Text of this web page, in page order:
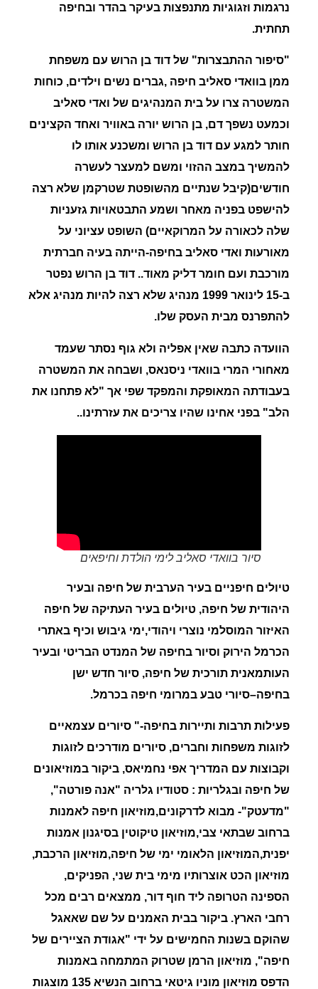
נרגמות וזגוגיות מתנפצות בעיקר בהדר ובחיפה
תחתית.
"סיפור ההתבצרות" של דוד בן הרוש עם משפחת
ממן בוואדי סאליב חיפה ,גברים נשים וילדים, כוחות
המשטרה צרו על בית המנהיגים של ואדי סאליב
וכמעט נשפך דם, בן הרוש יורה באוויר ואחד הקצינים
חותר למגע עם דוד בן הרוש ומשכנע אותו לו
להמשיך במצב ההזוי ומשם למעצר לעשרה
חודשים(קיבל שנתיים מהשופטת שטרקמן שלא רצה
להישפט בפניה מאחר ושמע התבטאויות גזעניות
שלה לכאורה על המרוקאיים) השופט עציוני על
מאורעות ואדי סאליב בחיפה-הייתה בעיה חברתית
מורכבת ועם חומר דליק מאוד.. דוד בן הרוש נפטר
ב-15 לינואר 1999 מנהיג שלא רצה להיות מנהיג אלא
להתפרנס מבית העסק שלו.
הוועדה כתבה שאין אפליה ולא גוף נסתר שעמד
מאחורי המרי בוואדי ניסנאס, ושבחה את המשטרה
בעבודתה המאופקת והמפקד שפי אך "לא פתחנו את
הלב" בפני אחינו שהיו צריכים את עזרתינו..
סיור בוואדי סאליב לימי הולדת וחיפאים
טיולים חיפניים בעיר הערבית של חיפה ובעיר
היהודית של חיפה, טיולים בעיר העתיקה של חיפה
האיזור המוסלמי נוצרי ויהודי,ימי גיבוש וכיף באתרי
הכרמל הירוק וסיור בחיפה של המנדט הבריטי ובעיר
העותמאנית תורכית של חיפה, סיור חדש ישן
בחיפה–סיורי טבע במרומי חיפה בכרמל.
פעילות תרבות ותיירות בחיפה-" סיורים עצמאיים
לזוגות משפחות וחברים, סיורים מודרכים לזוגות
וקבוצות עם המדריך אפי נחמיאס, ביקור במוזיאונים
של חיפה ובגלריות : סטודיו גלריה "אנה פורטה",
"מדעטק"- מבוא לדרקונים,מוזיאון חיפה לאמנות
ברחוב שבתאי צבי,מוזיאון טיקוטין בסיגנון אמנות
יפנית,המוזיאון הלאומי ימי של חיפה,מוזיאון הרכבת,
מוזיאון הכט אוצרותיו מימי בית שני, הפניקים,
הספינה הטרופה ליד חוף דור, ממצאים רבים מכל
רחבי הארץ. ביקור בבית האמנים על שם שאאגל
שהוקם בשנות החמישים על ידי "אגודת הציירים של
חיפה", מוזיאון הרמן שטרוק המתמחה באמנות
הדפס מוזיאון מוניו גיטאי
ברחוב הנשיא 135 מוצגות